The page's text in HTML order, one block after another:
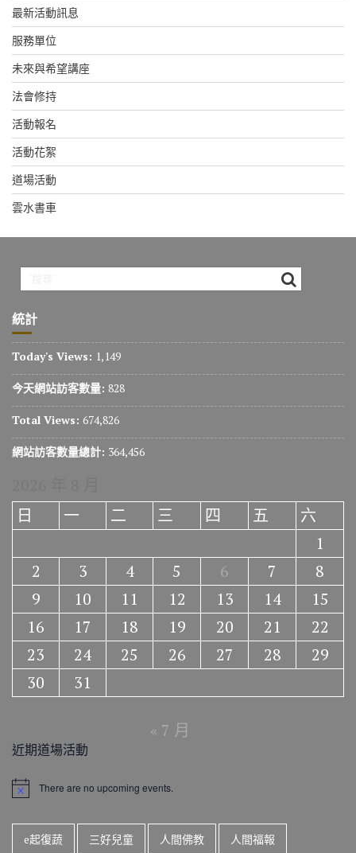
最新活動訊息
服務單位
未來與希望講座
法會修持
活動報名
活動花絮
道場活動
雲水書車
統計
Today's Views: 1,149
今天網站訪客數量: 828
Total Views: 674,826
網站訪客數量總計: 364,456
日
一 二 三 四 五
六
1
2
3 4 5 6 7
8
9
10 11 12 13 14
15
16
17 18 19 20 21
22
23
24 25 26 27 28
29
30
31
« 7 月
近期道場活動
N
There are no upcoming events.
e起復蔬 三好兒童 人間佛教 人間福報